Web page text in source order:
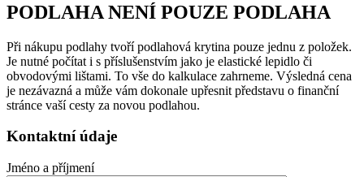
PODLAHA NENÍ POUZE PODLAHA
Při nákupu podlahy tvoří podlahová krytina pouze jednu z položek.
Je nutné počítat i s příslušenstvím jako je elastické lepidlo či
obvodovými lištami. To vše do kalkulace zahrneme. Výsledná cena
je nezávazná a může vám dokonale upřesnit představu o finanční
stránce vaší cesty za novou podlahou.
Kontaktní údaje
Jméno a příjmení